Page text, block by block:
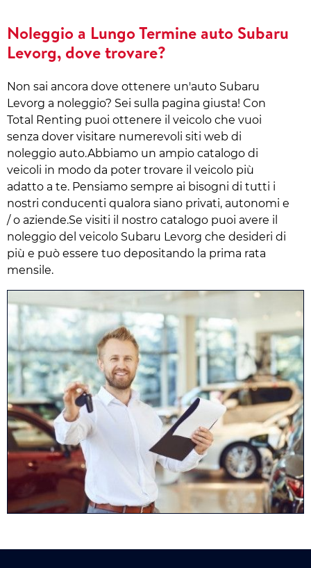
Noleggio a Lungo Termine auto Subaru
Levorg, dove trovare?
Non sai ancora dove ottenere un'auto Subaru
Levorg a noleggio? Sei sulla pagina giusta! Con
Total Renting puoi ottenere il veicolo che vuoi
senza dover visitare numerevoli siti web di
noleggio auto.Abbiamo un ampio catalogo di
veicoli in modo da poter trovare il veicolo più
adatto a te. Pensiamo sempre ai bisogni di tutti i
nostri conducenti qualora siano privati, autonomi e
/ o aziende.Se visiti il nostro catalogo puoi avere il
noleggio del veicolo Subaru Levorg che desideri di
più e può essere tuo depositando la prima rata
mensile.